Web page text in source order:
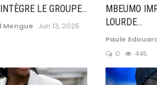
LE GROUPE...
Mengue Jun 13, 2025
MBEUMO
LOURDE...
Paule
0
445